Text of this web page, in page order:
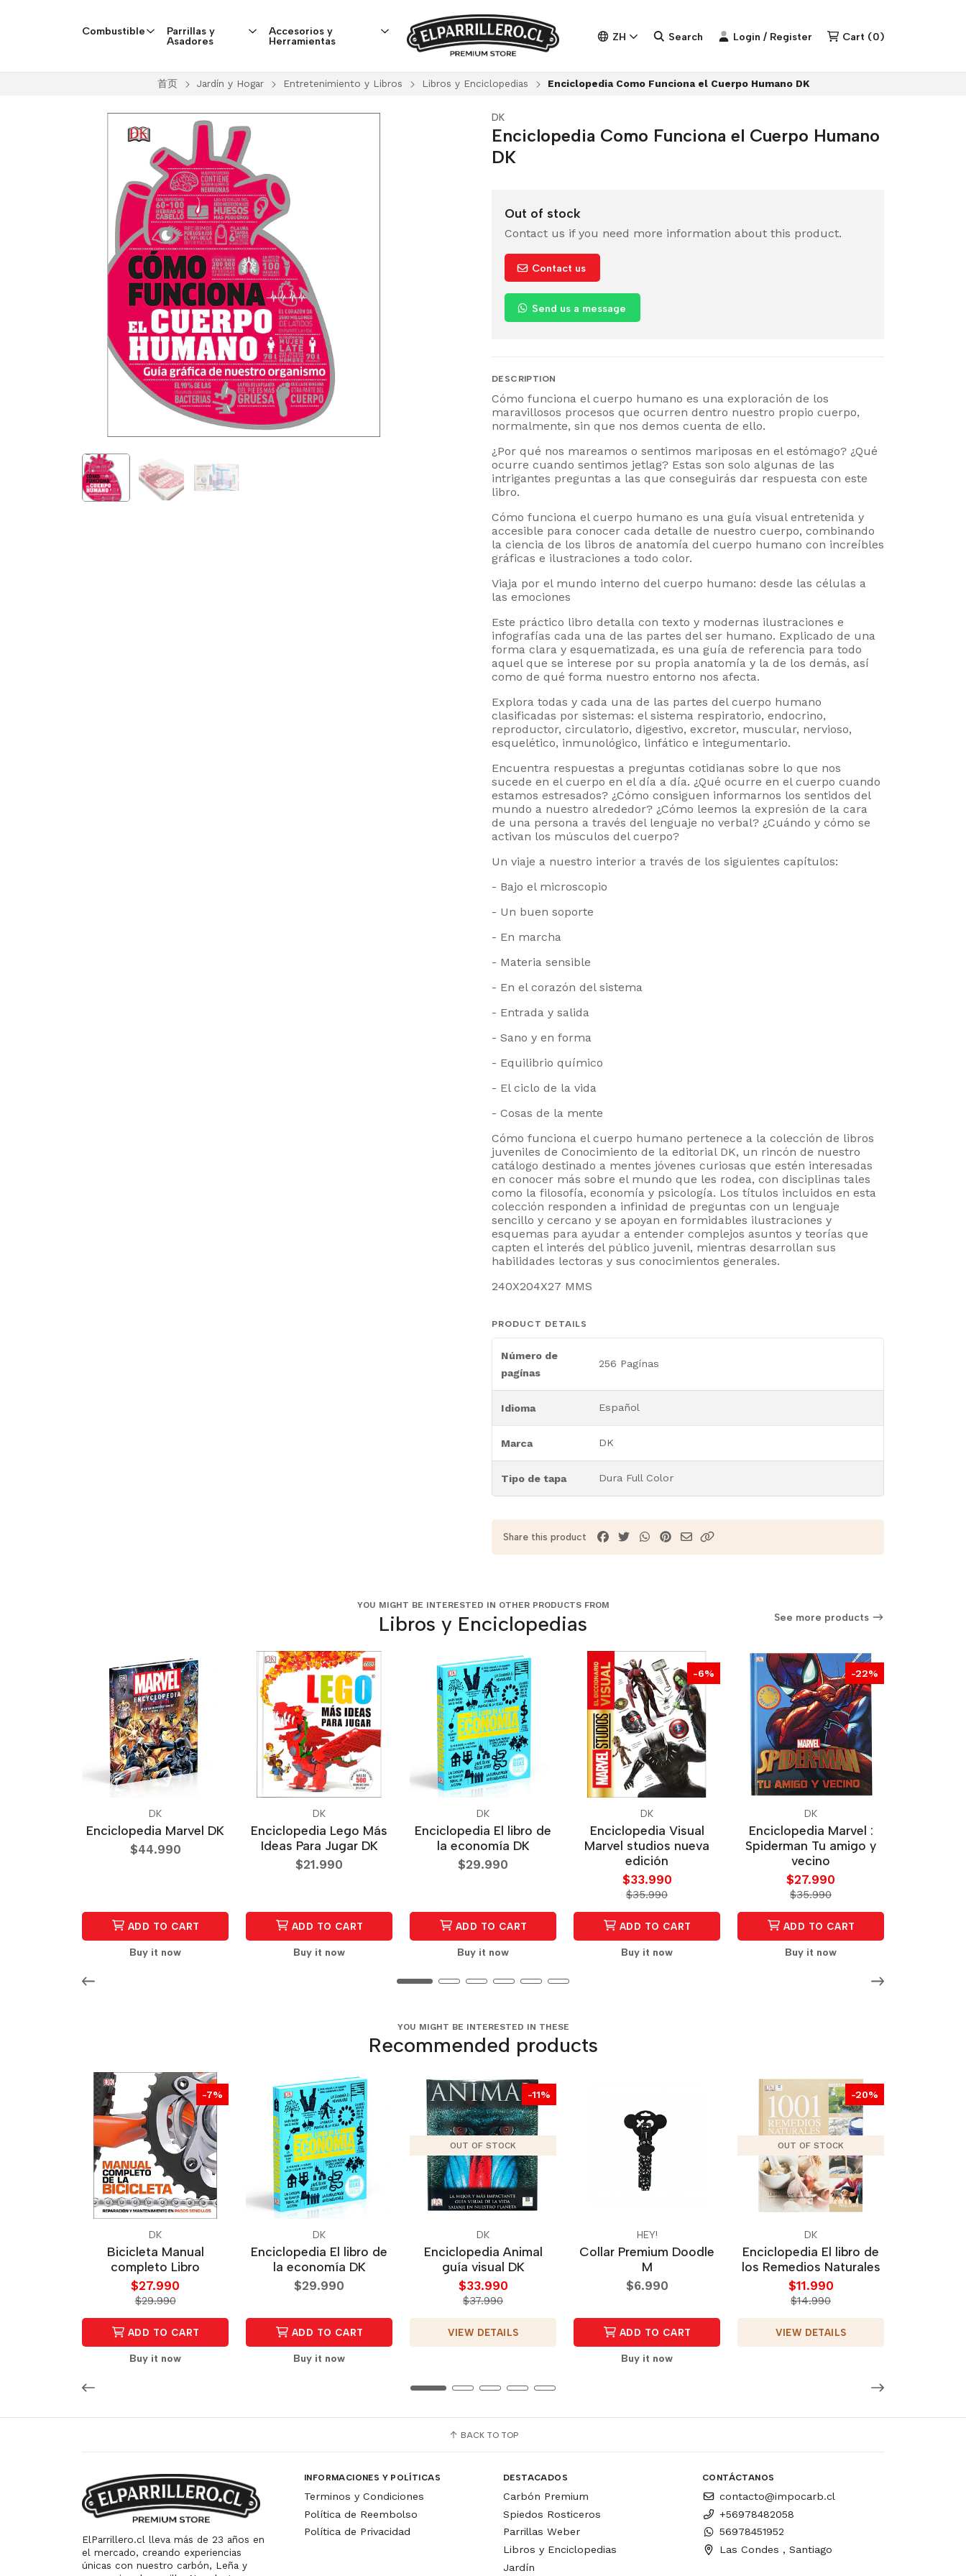
Combustible Parrillas y
Asadores
Accesorios y
Herramientas ZH Search Login / Register Cart (0)
首页 Jardín y Hogar Entretenimiento y Libros Libros y Enciclopedias Enciclopedia Como Funciona el Cuerpo Humano DK
DK
Enciclopedia Como Funciona el Cuerpo Humano
DK
Out of stock
Contact us if you need more information about this product.
Contact us
Send us a message
DESCRIPTION
Cómo funciona el cuerpo humano es una exploración de los
maravillosos procesos que ocurren dentro nuestro propio cuerpo,
normalmente, sin que nos demos cuenta de ello.
¿Por qué nos mareamos o sentimos mariposas en el estómago? ¿Qué
ocurre cuando sentimos jetlag? Estas son solo algunas de las
intrigantes preguntas a las que conseguirás dar respuesta con este
libro.
Cómo funciona el cuerpo humano es una guía visual entretenida y
accesible para conocer cada detalle de nuestro cuerpo, combinando
la ciencia de los libros de anatomía del cuerpo humano con increíbles
gráficas e ilustraciones a todo color.
Viaja por el mundo interno del cuerpo humano: desde las células a
las emociones
Este práctico libro detalla con texto y modernas ilustraciones e
infografías cada una de las partes del ser humano. Explicado de una
forma clara y esquematizada, es una guía de referencia para todo
aquel que se interese por su propia anatomía y la de los demás, así
como de qué forma nuestro entorno nos afecta.
Explora todas y cada una de las partes del cuerpo humano
clasificadas por sistemas: el sistema respiratorio, endocrino,
reproductor, circulatorio, digestivo, excretor, muscular, nervioso,
esquelético, inmunológico, linfático e integumentario.
Encuentra respuestas a preguntas cotidianas sobre lo que nos
sucede en el cuerpo en el día a día. ¿Qué ocurre en el cuerpo cuando
estamos estresados? ¿Cómo consiguen informarnos los sentidos del
mundo a nuestro alrededor? ¿Cómo leemos la expresión de la cara
de una persona a través del lenguaje no verbal? ¿Cuándo y cómo se
activan los músculos del cuerpo?
Un viaje a nuestro interior a través de los siguientes capítulos:
- Bajo el microscopio
- Un buen soporte
- En marcha
- Materia sensible
- En el corazón del sistema
- Entrada y salida
- Sano y en forma
- Equilibrio químico
- El ciclo de la vida
- Cosas de la mente
Cómo funciona el cuerpo humano pertenece a la colección de libros
juveniles de Conocimiento de la editorial DK, un rincón de nuestro
catálogo destinado a mentes jóvenes curiosas que estén interesadas
en conocer más sobre el mundo que les rodea, con disciplinas tales
como la filosofía, economía y psicología. Los títulos incluidos en esta
colección responden a infinidad de preguntas con un lenguaje
sencillo y cercano y se apoyan en formidables ilustraciones y
esquemas para ayudar a entender complejos asuntos y teorías que
capten el interés del público juvenil, mientras desarrollan sus
habilidades lectoras y sus conocimientos generales.
240X204X27 MMS
PRODUCT DETAILS
Número de
pagínas
256 Pagínas
Idioma Español
Marca DK
Tipo de tapa Dura Full Color
Share this product
YOU MIGHT BE INTERESTED IN OTHER PRODUCTS FROM
Libros y Enciclopedias See more products
DK
Enciclopedia Marvel DK
$44.990
ADD TO CART
Buy it now
DK
Enciclopedia Lego Más
Ideas Para Jugar DK
$21.990
ADD TO CART
Buy it now
DK
Enciclopedia El libro de
la economía DK
$29.990
ADD TO CART
Buy it now
-6%
DK
Enciclopedia Visual
Marvel studios nueva
edición
$33.990
$35.990
ADD TO CART
Buy it now
-22%
DK
Enciclopedia Marvel :
Spiderman Tu amigo y
vecino
$27.990
$35.990
ADD TO CART
Buy it now
YOU MIGHT BE INTERESTED IN THESE
Recommended products
-7%
DK
Bicicleta Manual
completo Libro
$27.990
$29.990
ADD TO CART
Buy it now
DK
Enciclopedia El libro de
la economía DK
$29.990
ADD TO CART
Buy it now
-11%
OUT OF STOCK
DK
Enciclopedia Animal
guía visual DK
$33.990
$37.990
VIEW DETAILS
HEY!
Collar Premium Doodle
M
$6.990
ADD TO CART
Buy it now
-20%
OUT OF STOCK
DK
Enciclopedia El libro de
los Remedios Naturales
$11.990
$14.990
VIEW DETAILS
BACK TO TOP
ElParrillero.cl lleva más de 23 años en
el mercado, creando experiencias
únicas con nuestro carbón, Leña y
INFORMACIONES Y POLÍTICAS
Terminos y Condiciones
Política de Reembolso
Política de Privacidad
DESTACADOS
Carbón Premium
Spiedos Rosticeros
Parrillas Weber
Libros y Enciclopedias
Jardín
CONTÁCTANOS
contacto@impocarb.cl
+56978482058
56978451952
Las Condes , Santiago